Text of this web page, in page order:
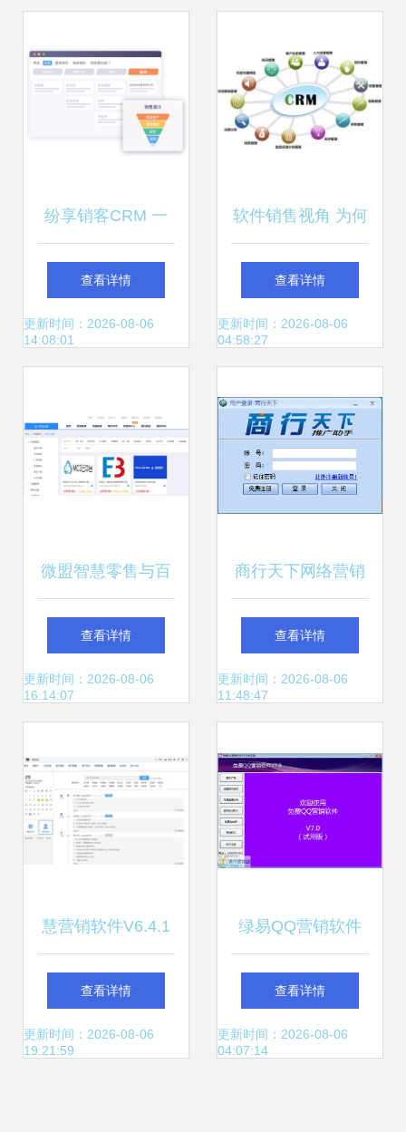
纷享销客CRM 一
体化智能客户关系
管理解决方案
查看详情
更新时间：2026-08-06
14:08:01
软件销售视角 为何
企业发展离不开
CRM软件
查看详情
更新时间：2026-08-06
04:58:27
微盟智慧零售与百
胜软件中台全面对
接 开启全渠道会员
软件销售市场
查看详情
更新时间：2026-08-06
16:14:07
商行天下网络营销
系统V10.0 企业数
字化营销的强力引
查看详情
更新时间：2026-08-06
11:48:47
慧营销软件V6.4.1
电脑端下载指南 赋
能企业高效提升营
查看详情
更新时间：2026-08-06
19:21:59
绿易QQ营销软件
界面预览及功能介
绍
查看详情
更新时间：2026-08-06
04:07:14